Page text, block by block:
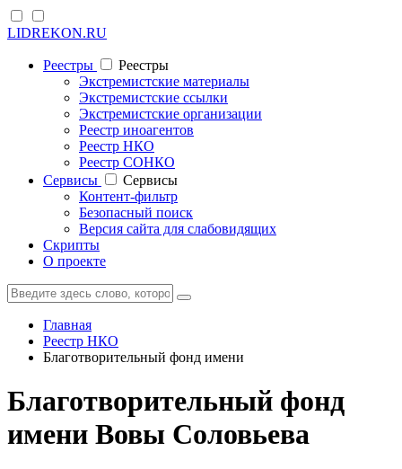
LIDREKON.RU
Реестры
Реестры
Экстремистские материалы
Экстремистские ссылки
Экстремистские организации
Реестр иноагентов
Реестр НКО
Реестр СОНКО
Cервисы
Cервисы
Контент-фильтр
Безопасный поиск
Версия сайта для слабовидящих
Скрипты
О проекте
Главная
Реестр НКО
Благотворительный фонд имени
Благотворительный фонд
имени Вовы Соловьева